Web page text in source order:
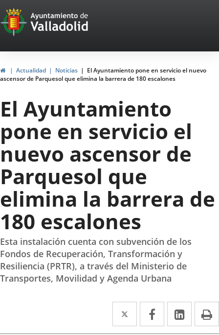
Portal
Web
del
Ayuntamiento
de
Valladolid
InicioActualidad Noticias
El Ayuntamiento pone en servicio el nuevo
ascensor de Parquesol que elimina la barrera de 180 escalones
El Ayuntamiento
pone en servicio el
nuevo ascensor de
Parquesol que
elimina la barrera de
180 escalones
Esta instalación cuenta con subvención de los
Fondos de Recuperación, Transformación y
Resiliencia (PRTR), a través del Ministerio de
Transportes, Movilidad y Agenda Urbana
Twitter
Enlace
a
Facebook
Enlace
a
Enlace
a